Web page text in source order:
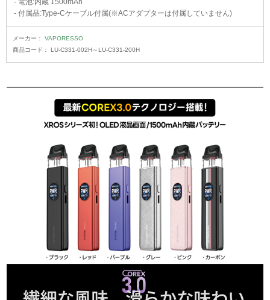
- 電池:内蔵 1500mAh
- 付属品:Type-Cケーブル付属(※ACアダプターは付属していません)
メーカー：VAPORESSO
商品コード：LU-C331-002H～LU-C331-200H